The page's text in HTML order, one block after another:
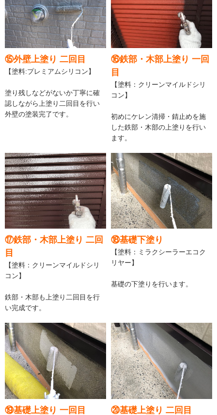
⑮外壁上塗り 二回目
【塗料:プレミアムシリコン】
塗り残しなどがないか丁寧に確
認しながら上塗り二回目を行い
外壁の塗装完了です。
⑯鉄部・木部上塗り 一回
目
【塗料：クリーンマイルドシリ
コン】
初めにケレン清掃・錆止めを施
した鉄部・木部の上塗りを行い
ます。
⑰鉄部・木部上塗り 二回
目
【塗料：クリーンマイルドシリ
コン】
鉄部・木部も上塗り二回目を行
い完成です。
⑱基礎下塗り
【塗料：ミラクシーラーエコク
リヤー】
基礎の下塗りを行います。
⑲基礎上塗り 一回目 ⑳基礎上塗り 二回目